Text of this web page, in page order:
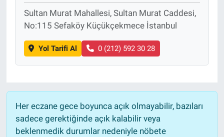
Sultan Murat Mahallesi, Sultan Murat Caddesi,
No:115 Sefaköy Küçükçekmece İstanbul
Yol Tarifi Al 0 (212) 592 30 28
Her eczane gece boyunca açık olmayabilir, bazıları
sadece gerektiğinde açık kalabilir veya
beklenmedik durumlar nedeniyle nöbete